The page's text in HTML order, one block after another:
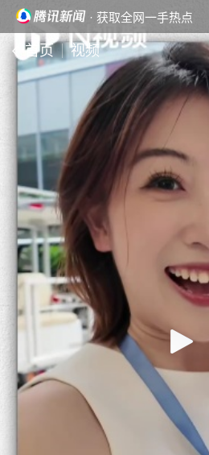
· 获取全网一手热点
首页 视频